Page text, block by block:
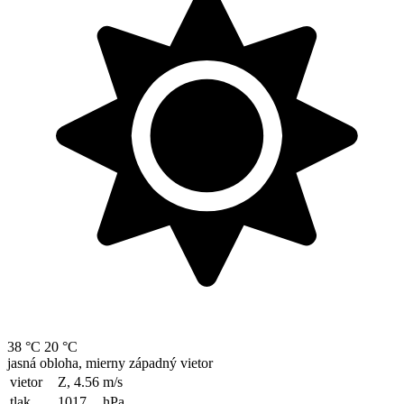
38 °C 20 °C
jasná obloha, mierny západný vietor
vietor
Z, 4.56 m/s